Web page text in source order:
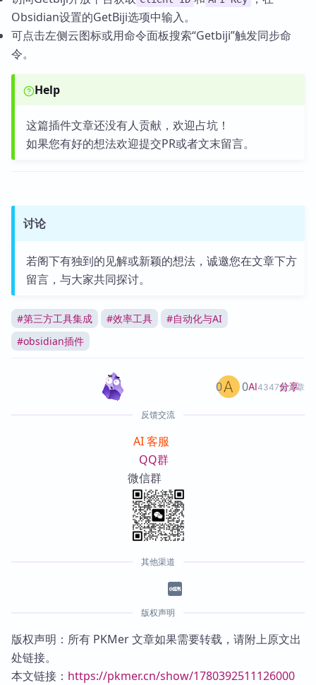
Obsidian设置的GetBiji选项中输入。
可点击左侧云图标或用命令面板搜索“Getbiji”触发同步命
令。
Help
这篇插件文章还没有人贡献，欢迎占坑！
如果您有好的想法欢迎提交PR或者文末留言。
讨论
若阁下有独到的见解或新颖的想法，诚邀您在文章下方
留言，与大家共同探讨。
#第三方工具集成 #效率工具 #自动化与AI
#obsidian插件
AI4347篇文章
0 0 分享
反馈交流
AI 客服
QQ群
微信群
其他渠道
版权声明
版权声明：所有 PKMer 文章如果需要转载，请附上原文出
处链接。
本文链接： https://pkmer.cn/show/1780392511126000